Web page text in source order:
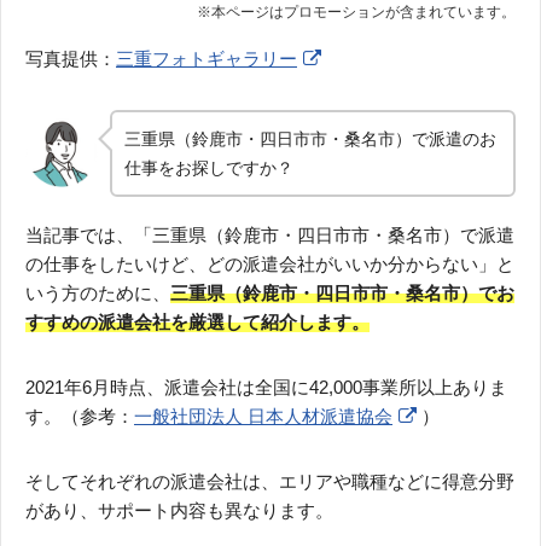
写真提供： 三重フォトギャラリー
三重県（鈴鹿市・四日市市・桑名市）で派遣のお
仕事をお探しですか？
当記事では、「三重県（鈴鹿市・四日市市・桑名市）で派遣
の仕事をしたいけど、どの派遣会社がいいか分からない」と
いう方のために、 三重県（鈴鹿市・四日市市・桑名市）でお
すすめの派遣会社を厳選して紹介します。
2021年6月時点、派遣会社は全国に42,000事業所以上ありま
す。（参考： 一般社団法人 日本人材派遣協会 ）
そしてそれぞれの派遣会社は、エリアや職種などに得意分野
があり、サポート内容も異なります。